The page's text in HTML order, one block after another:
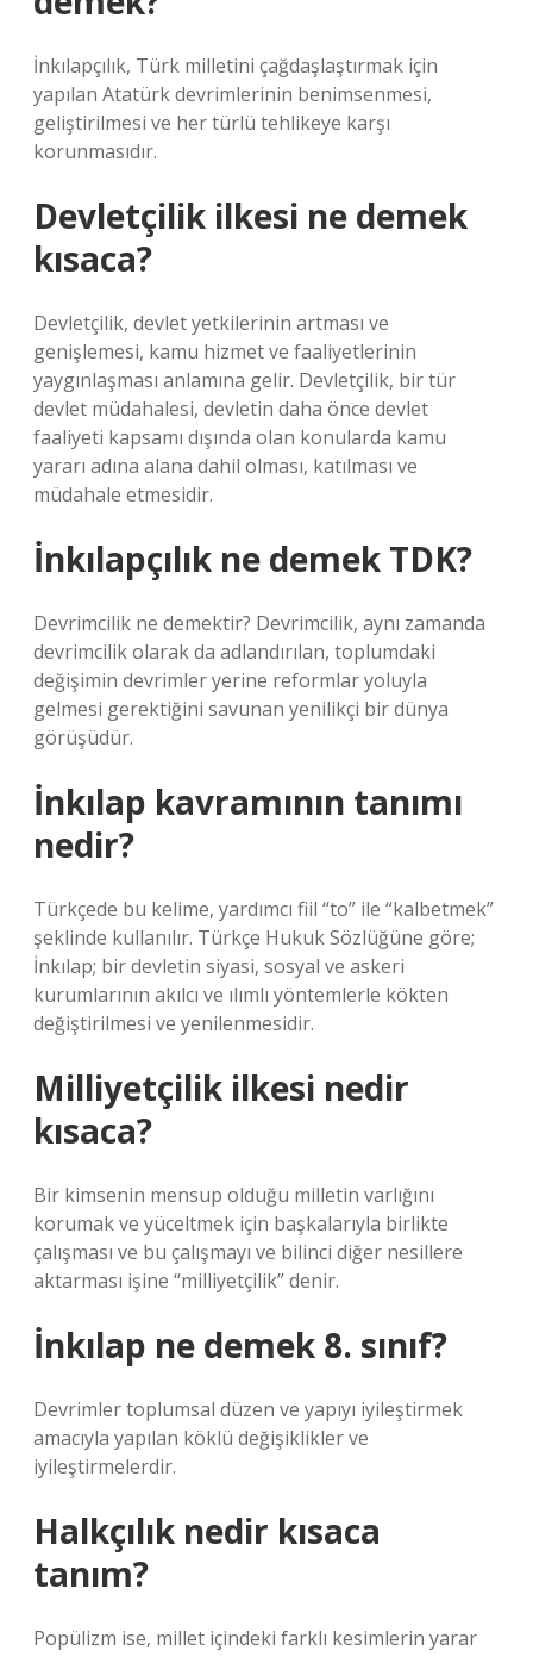
İnkılapçılık, Türk milletini çağdaşlaştırmak için
yapılan Atatürk devrimlerinin benimsenmesi,
geliştirilmesi ve her türlü tehlikeye karşı
korunmasıdır.
Devletçilik ilkesi ne demek
kısaca?
Devletçilik, devlet yetkilerinin artması ve
genişlemesi, kamu hizmet ve faaliyetlerinin
yaygınlaşması anlamına gelir. Devletçilik, bir tür
devlet müdahalesi, devletin daha önce devlet
faaliyeti kapsamı dışında olan konularda kamu
yararı adına alana dahil olması, katılması ve
müdahale etmesidir.
İnkılapçılık ne demek TDK?
Devrimcilik ne demektir? Devrimcilik, aynı zamanda
devrimcilik olarak da adlandırılan, toplumdaki
değişimin devrimler yerine reformlar yoluyla
gelmesi gerektiğini savunan yenilikçi bir dünya
görüşüdür.
İnkılap kavramının tanımı
nedir?
Türkçede bu kelime, yardımcı fiil “to” ile “kalbetmek”
şeklinde kullanılır. Türkçe Hukuk Sözlüğüne göre;
İnkılap; bir devletin siyasi, sosyal ve askeri
kurumlarının akılcı ve ılımlı yöntemlerle kökten
değiştirilmesi ve yenilenmesidir.
Milliyetçilik ilkesi nedir
kısaca?
Bir kimsenin mensup olduğu milletin varlığını
korumak ve yüceltmek için başkalarıyla birlikte
çalışması ve bu çalışmayı ve bilinci diğer nesillere
aktarması işine “milliyetçilik” denir.
İnkılap ne demek 8. sınıf?
Devrimler toplumsal düzen ve yapıyı iyileştirmek
amacıyla yapılan köklü değişiklikler ve
iyileştirmelerdir.
Halkçılık nedir kısaca
tanım?
Popülizm ise, millet içindeki farklı kesimlerin yarar